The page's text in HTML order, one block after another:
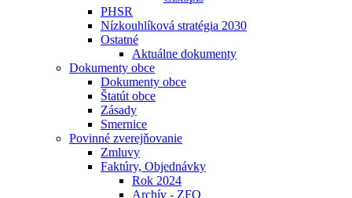
PHSR
Nízkouhlíková stratégia 2030
Ostatné
Aktuálne dokumenty
Dokumenty obce
Dokumenty obce
Štatút obce
Zásady
Smernice
Povinné zverejňovanie
Zmluvy
Faktúry, Objednávky
Rok 2024
Archív - ZFO